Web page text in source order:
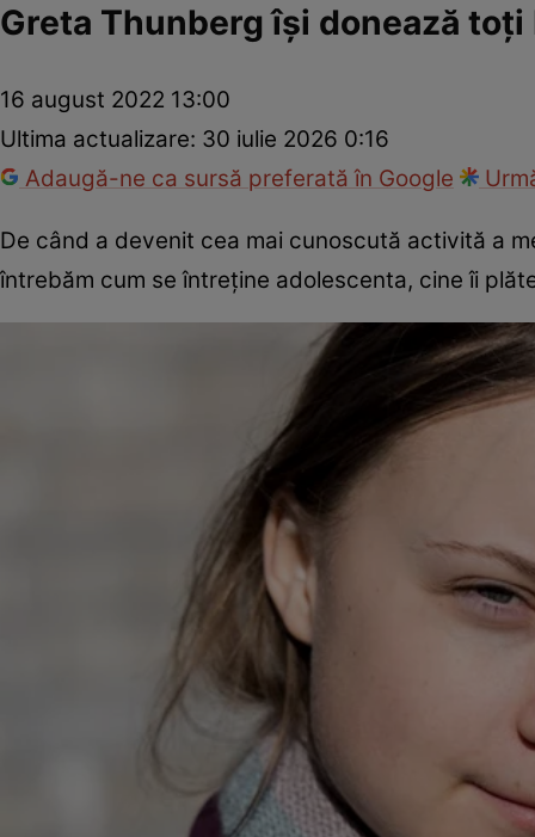
Greta Thunberg își donează
16 august 2022 13:00
Ultima actualizare: 30 iulie 2026 0:16
Adaugă-ne ca sursă preferată în Google
De când a devenit cea mai cunoscută activită a
întrebăm cum se întreține adolescenta, cine îi